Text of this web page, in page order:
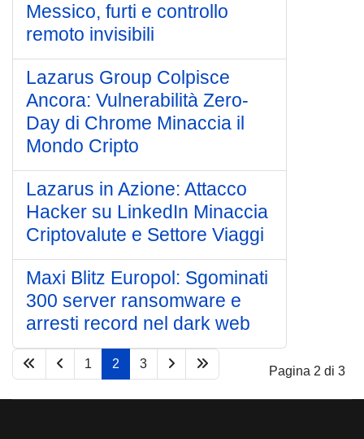
Messico, furti e controllo
remoto invisibili
Lazarus Group Colpisce
Ancora: Vulnerabilità Zero-
Day di Chrome Minaccia il
Mondo Cripto
Lazarus in Azione: Attacco
Hacker su LinkedIn Minaccia
Criptovalute e Settore Viaggi
Maxi Blitz Europol: Sgominati
300 server ransomware e
arresti record nel dark web
Pagina 2 di 3
1 2 3